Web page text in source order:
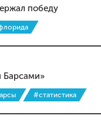
победу
Барсами»
#статистика